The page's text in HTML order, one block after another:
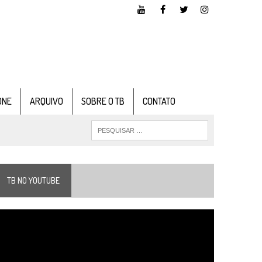
ARQUIVO SOBRE O TB CONTATO
TB NO YOUTUBE